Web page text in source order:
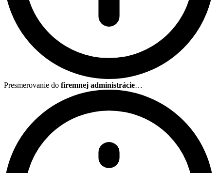
Presmerovanie do firemnej administrácie…